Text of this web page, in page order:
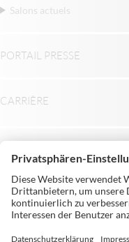
Salons actuels
PORTAIL PRESSE
CARRIÈRE